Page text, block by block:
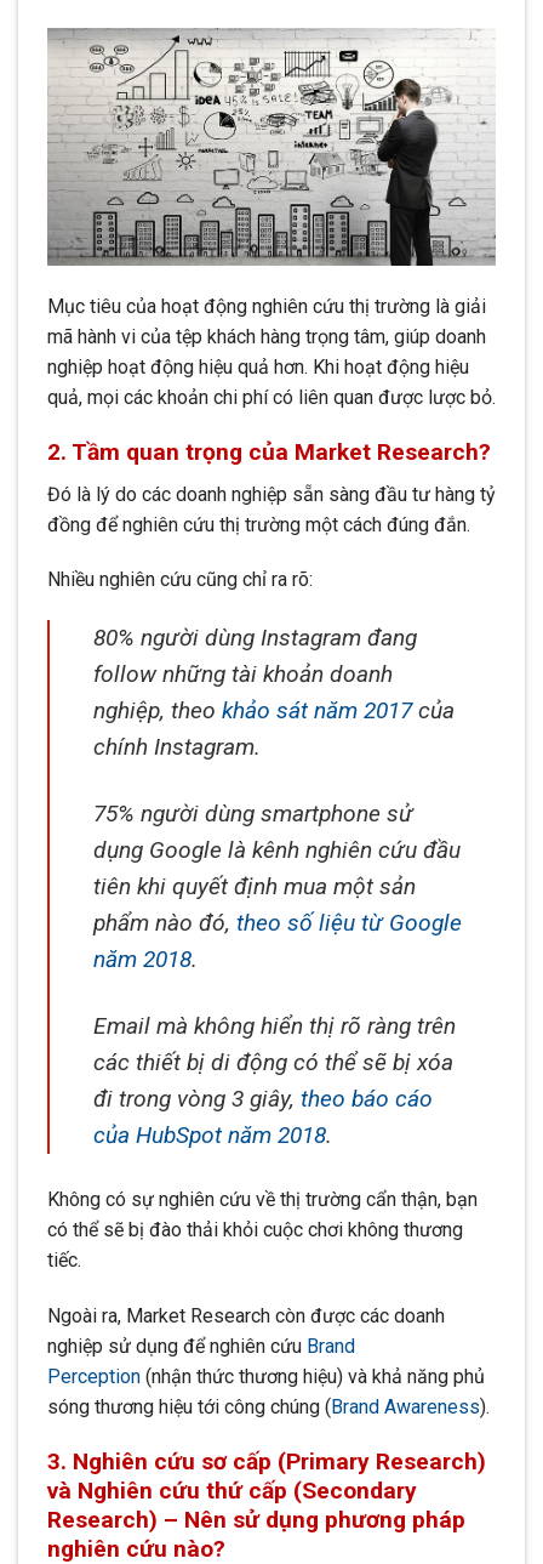
Mục tiêu của hoạt động nghiên cứu thị trường là giải
mã hành vi của tệp khách hàng trọng tâm, giúp doanh
nghiệp hoạt động hiệu quả hơn. Khi hoạt động hiệu
quả, mọi các khoản chi phí có liên quan được lược bỏ.
2. Tầm quan trọng của Market Research?
Đó là lý do các doanh nghiệp sẵn sàng đầu tư hàng tỷ
đồng để nghiên cứu thị trường một cách đúng đắn.
Nhiều nghiên cứu cũng chỉ ra rõ:
80% người dùng Instagram đang
follow những tài khoản doanh
nghiệp, theo khảo sát năm 2017của
chính Instagram.
75% người dùng smartphone sử
dụng Google là kênh nghiên cứu đầu
tiên khi quyết định mua một sản
phẩm nào đó, theo số liệu từ Google
năm 2018.
Email mà không hiển thị rõ ràng trên
các thiết bị di động có thể sẽ bị xóa
đi trong vòng 3 giây, theo báo cáo
của HubSpot năm 2018.
Không có sự nghiên cứu về thị trường cẩn thận, bạn
có thể sẽ bị đào thải khỏi cuộc chơi không thương
tiếc.
Ngoài ra, Market Research còn được các doanh
nghiệp sử dụng để nghiên cứu Brand
Perception (nhận thức thương hiệu) và khả năng phủ
sóng thương hiệu tới công chúng (Brand Awareness).
3. Nghiên cứu sơ cấp (Primary Research)
và Nghiên cứu thứ cấp (Secondary
Research) – Nên sử dụng phương pháp
nghiên cứu nào?